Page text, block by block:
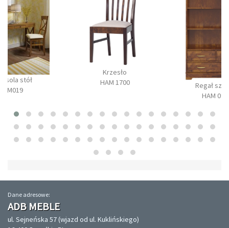
stół
BM019
Krzesło
HAM 1700
Regał
HAM
Dane adresowe:
ADB MEBLE
ul. Sejneńska 57 (wjazd od ul. Kuklińskiego)